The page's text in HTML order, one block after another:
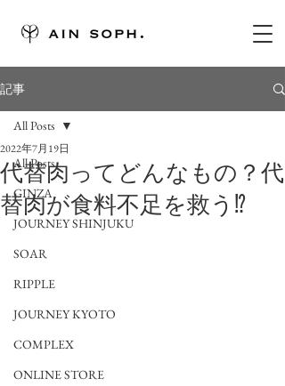
記事
All Posts
GINZA
JOURNEY SHINJUKU
SOAR
RIPPLE
JOURNEY KYOTO
COMPLEX
ONLINE STORE
All Posts
代替肉ってどんなもの？代
替肉が食料不足を救う⁉
2022年7月19日